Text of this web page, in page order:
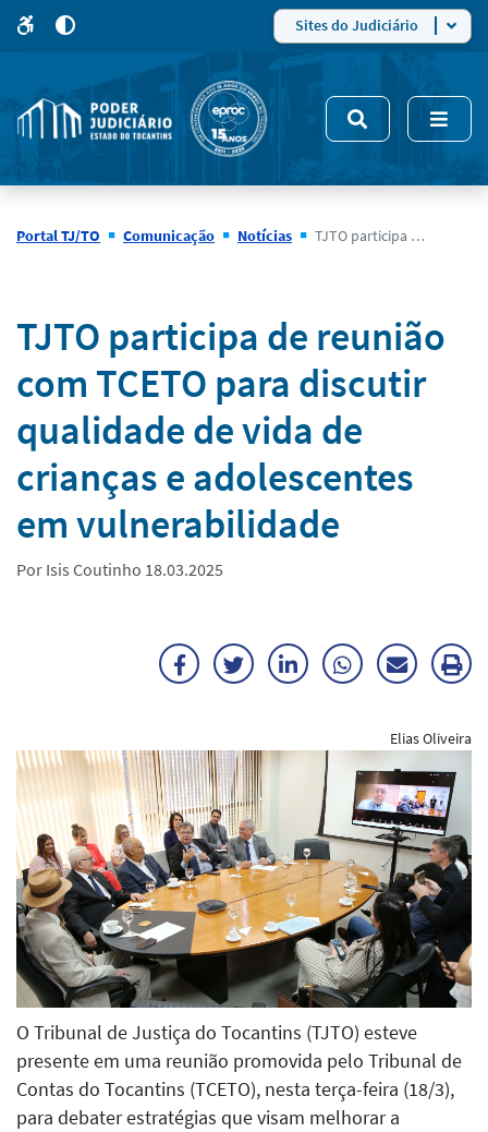
site
5
modo
de
alto
Sites do Judiciário
Portal TJ/TO Comunicação Notícias TJTO participa de reunião com TCETO para discutir qualidade de vida de crianças e adolescentes em vulnerabilidade
Notícias
TJTO participa de reunião
com TCETO para discutir
qualidade de vida de
crianças e adolescentes
em vulnerabilidade
Por Isis Coutinho 18.03.2025
FacebookTwitterLinkedInWhatsApp
Enviar
E-
mail
Elias Oliveira
O Tribunal de Justiça do Tocantins (TJTO) esteve
presente em uma reunião promovida pelo Tribunal de
Contas do Tocantins (TCETO), nesta terça-feira (18/3),
para debater estratégias que visam melhorar a